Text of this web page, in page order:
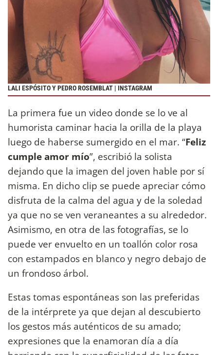
LALI ESPÓSITO Y PEDRO ROSEMBLAT | INSTAGRAM
La primera fue un video donde se lo ve al
humorista caminar hacia la orilla de la playa
luego de haberse sumergido en el mar. “Feliz
cumple amor mío”, escribió la solista
dejando que la imagen del joven hable por sí
misma. En dicho clip se puede apreciar cómo
disfruta de la calma del agua y de la soledad
ya que no se ven veraneantes a su alrededor.
Asimismo, en otra de las fotografías, se lo
puede ver envuelto en un toallón color rosa
con estampados en blanco y negro debajo de
un frondoso árbol.
Estas tomas espontáneas son las preferidas
de la intérprete ya que dejan al descubierto
los gestos más auténticos de su amado;
expresiones que la enamoran día a día